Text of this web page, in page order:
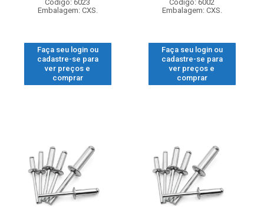
Código: 6023
Embalagem: CXS.
Faça seu login ou
cadastre-se para
ver preços e
comprar
Código: 6002
Embalagem: CXS.
Faça seu login ou
cadastre-se para
ver preços e
comprar